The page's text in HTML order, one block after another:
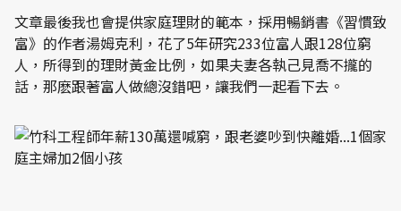
文章最後我也會提供家庭理財的範本，採用暢銷書《習慣致
富》的作者湯姆克利，花了5年研究233位富人跟128位窮
人，所得到的理財黃金比例，如果夫妻各執己見喬不攏的
話，那麽跟著富人做總沒錯吧，讓我們一起看下去。